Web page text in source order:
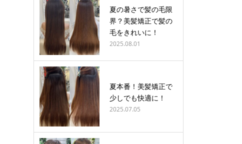
夏の暑さで髪の毛限
界？美髪矯正で髪の
毛をきれいに！
2025.08.01
夏本番！美髪矯正で
少しでも快適に！
2025.07.05